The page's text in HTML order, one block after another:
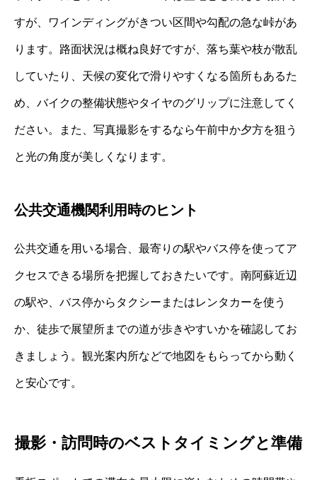
すが、ワインディングがきつい区間や勾配の急な峠があ
ります。路面状況は概ね良好ですが、落ち葉や枝が散乱
していたり、天候の変化で滑りやすくなる箇所もあるた
め、バイクの整備状態やタイヤのグリップに注意してく
ださい。また、写真撮影をするなら午前中か夕方を狙う
と光の角度が美しくなります。
公共交通機関利用時のヒント
公共交通を用いる場合、最寄りの駅やバス停を使ってア
クセスできる場所を把握しておきたいです。南阿蘇近辺
の駅や、バス停からタクシーまたはレンタカーを使う
か、徒歩で展望所までの道が歩きやすいかを確認してお
きましょう。観光案内所などで地図をもらってから動く
と安心です。
撮影・訪問時のベストタイミングと準備